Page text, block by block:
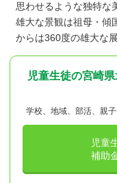
思わせるような独特な
雄大な景観は祖母・傾
からは360度の雄大な
児童生徒の宮崎
学校、地域、部活、親
児童
補助